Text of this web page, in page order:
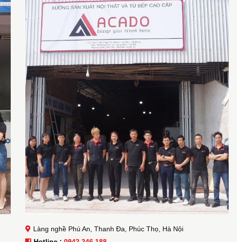
Làng nghề Phú An, Thanh Đa, Phúc Thọ, Hà Nội